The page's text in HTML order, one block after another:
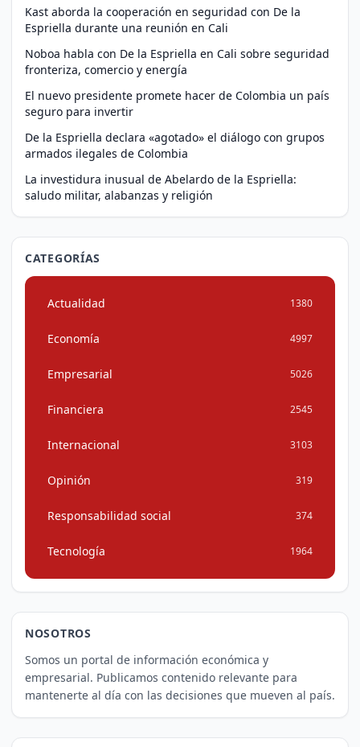
Kast aborda la cooperación en seguridad con De la
Espriella durante una reunión en Cali
Noboa habla con De la Espriella en Cali sobre seguridad
fronteriza, comercio y energía
El nuevo presidente promete hacer de Colombia un país
seguro para invertir
De la Espriella declara «agotado» el diálogo con grupos
armados ilegales de Colombia
La investidura inusual de Abelardo de la Espriella:
saludo militar, alabanzas y religión
CATEGORÍAS
Actualidad 1380
Economía 4997
Empresarial 5026
Financiera 2545
Internacional 3103
Opinión 319
Responsabilidad social 374
Tecnología 1964
NOSOTROS
Somos un portal de información económica y
empresarial. Publicamos contenido relevante para
mantenerte al día con las decisiones que mueven al país.